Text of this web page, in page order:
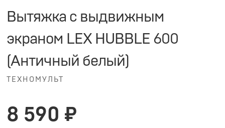
Вытяжка с выдвижным
экраном LEX HUBBLE 600
(Античный белый)
ТЕХНОМУЛЬТ
8 590 ₽